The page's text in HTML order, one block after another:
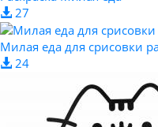
27
Милая еда для срисовки
24